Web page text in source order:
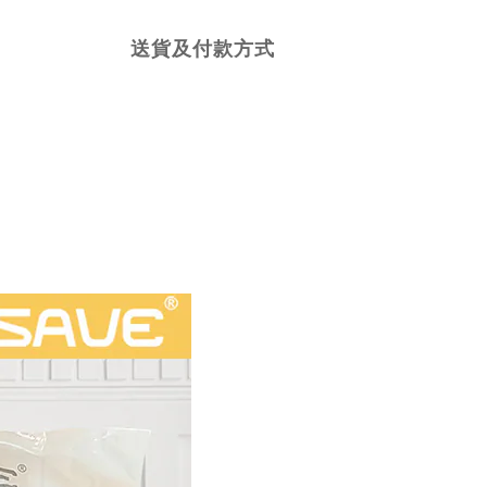
送貨及付款方式